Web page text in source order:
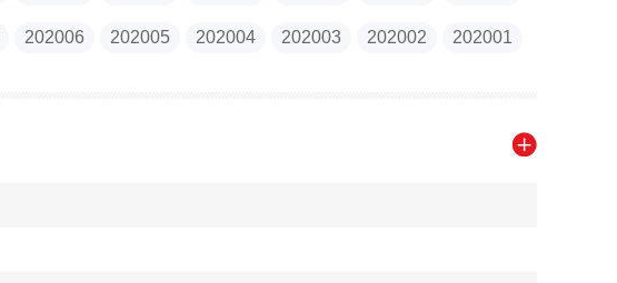
202006 202005 202004 202003 202002 202001